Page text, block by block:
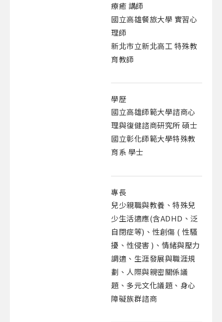
療癒 講師
國立高雄餐旅大學 實習心
理師
新北市立新北高工 特殊教
育教師
學歷
國立高雄師範大學諮商心
理與復健諮商研究所 碩士
國立彰化師範大學特殊教
育系 學士
專長
兒少親職與教養、特殊兒
少生活適應(含ADHD、泛
自閉症等)、性創傷 ( 性騷
擾、性侵害 )、情緒與壓力
調適、生涯發展與職涯規
劃、人際與親密關係議
題、多元文化議題、身心
障礙族群諮商